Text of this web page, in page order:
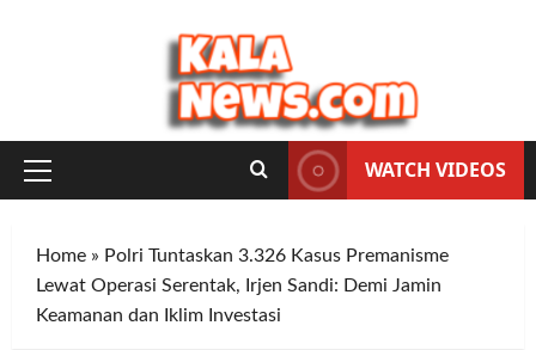
Primary
WATCH VIDEOS
Home » Polri Tuntaskan 3.326 Kasus Premanisme
Lewat Operasi Serentak, Irjen Sandi: Demi Jamin
Keamanan dan Iklim Investasi